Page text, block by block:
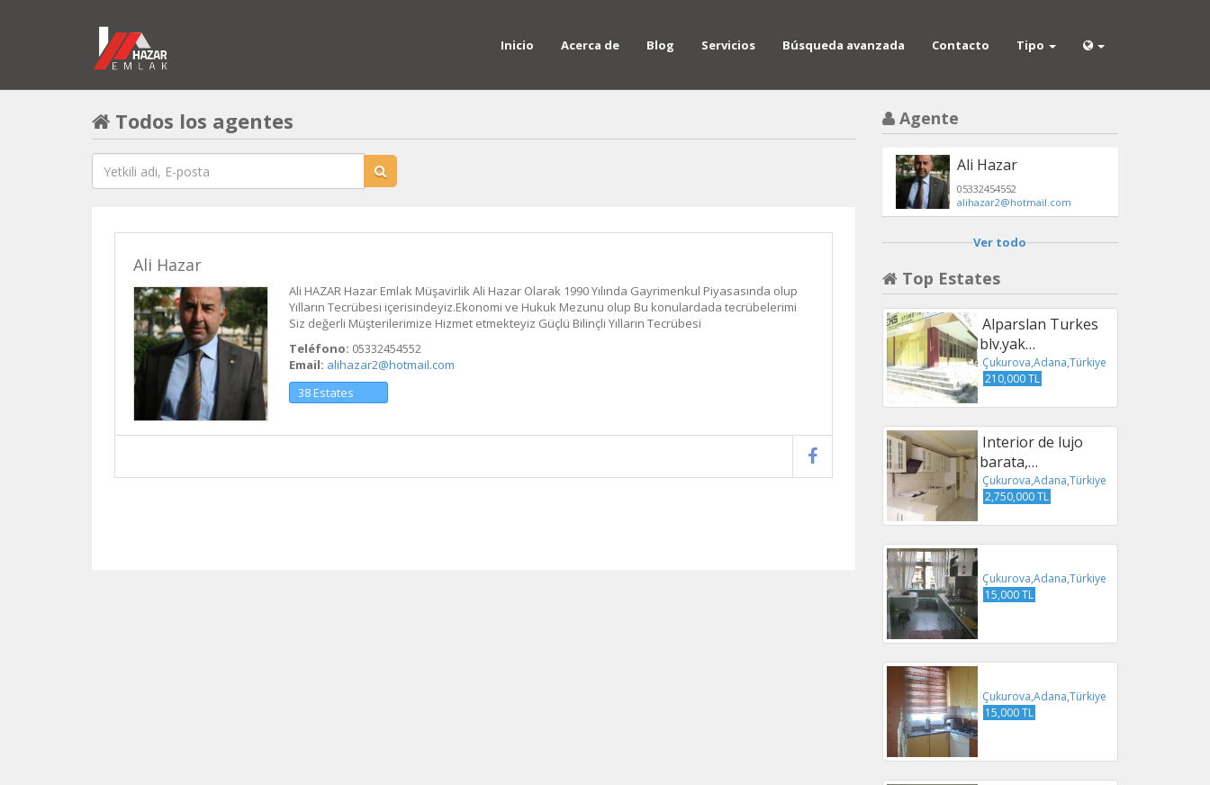
Inicio Acerca de Blog Servicios Búsqueda avanzada Contacto Tipo
Todos los agentes
Ali Hazar
Ali HAZAR Hazar Emlak Müşavirlik Ali Hazar Olarak 1990 Yılında Gayrimenkul Piyasasında olup
Yılların Tecrübesi içerisindeyiz.Ekonomi ve Hukuk Mezunu olup Bu konulardada tecrübelerimi
Siz değerli Müşterilerimize Hizmet etmekteyiz Güçlü Bilinçli Yılların Tecrübesi
Teléfono: 05332454552
Email: alihazar2@hotmail.com
38 Estates
Agente
Ali Hazar
05332454552
alihazar2@hotmail.com
Ver todo
Top Estates
Alparslan Turkes
blv.yak…
Çukurova,Adana,Türkiye
210,000 TL
Interior de lujo
barata,…
Çukurova,Adana,Türkiye
2,750,000 TL
Çukurova,Adana,Türkiye
15,000 TL
Çukurova,Adana,Türkiye
15,000 TL